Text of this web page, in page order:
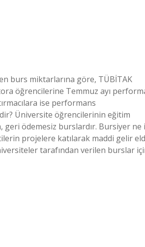
burs miktarlarına göre, TÜBİTAK
öğrencilerine Temmuz ayı
ise performans
Üniversite öğrencilerinin eğitim
geri ödemesiz burslardır. Bursiyer ne
projelere katılarak maddi gelir
tarafından verilen burslar